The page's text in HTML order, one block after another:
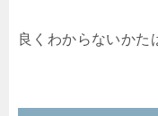
良くわからないかた